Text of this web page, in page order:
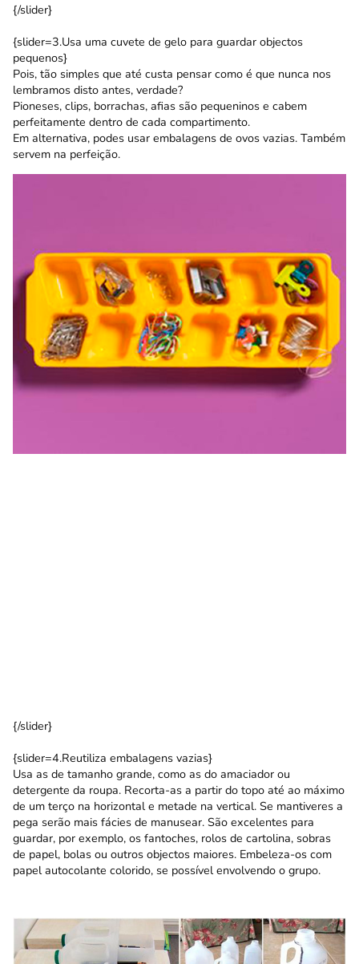
{/slider}
{slider=3.Usa uma cuvete de gelo para guardar objectos
pequenos}
Pois, tão simples que até custa pensar como é que nunca nos
lembramos disto antes, verdade?
Pioneses, clips, borrachas, afias são pequeninos e cabem
perfeitamente dentro de cada compartimento.
Em alternativa, podes usar embalagens de ovos vazias. Também
servem na perfeição.
{/slider}
{slider=4.Reutiliza embalagens vazias}
Usa as de tamanho grande, como as do amaciador ou
detergente da roupa. Recorta-as a partir do topo até ao máximo
de um terço na horizontal e metade na vertical. Se mantiveres a
pega serão mais fácies de manusear. São excelentes para
guardar, por exemplo, os fantoches, rolos de cartolina, sobras
de papel, bolas ou outros objectos maiores. Embeleza-os com
papel autocolante colorido, se possível envolvendo o grupo.